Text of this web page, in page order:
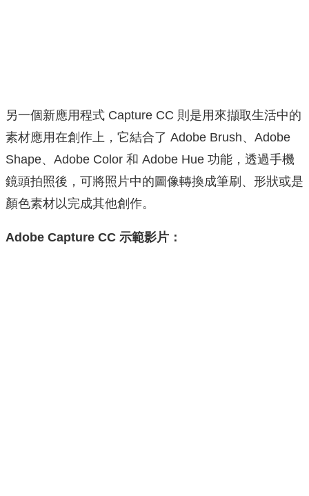
另一個新應用程式 Capture CC 則是用來擷取生活中的
素材應用在創作上，它結合了 Adobe Brush、Adobe
Shape、Adobe Color 和 Adobe Hue 功能，透過手機
鏡頭拍照後，可將照片中的圖像轉換成筆刷、形狀或是
顏色素材以完成其他創作。
Adobe Capture CC 示範影片：